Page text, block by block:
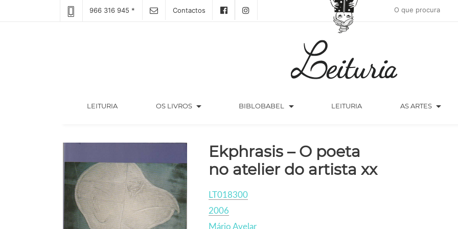
966 316 945 * Contactos
LEITURIA(CURRENT) OS LIVROS arrow_drop_down BIBLOBABEL arrow_drop_down LEITURIA AS ARTES arrow_drop_down
Ekphrasis – O poeta
no atelier do artista xx
LT018300
2006
Mário Avelar